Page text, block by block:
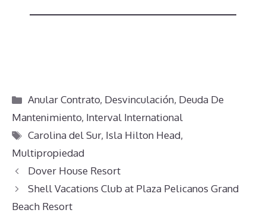
Categorías
Anular Contrato, Desvinculación, Deuda De
Mantenimiento, Interval International
Etiquetas
Carolina del Sur, Isla Hilton Head,
Multipropiedad
Dover House Resort
Shell Vacations Club at Plaza Pelicanos Grand
Beach Resort